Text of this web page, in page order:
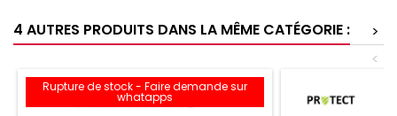
4 AUTRES PRODUITS DANS LA MÊME CATÉGORIE :
>
<
Rupture de stock - Faire demande sur
whatapps